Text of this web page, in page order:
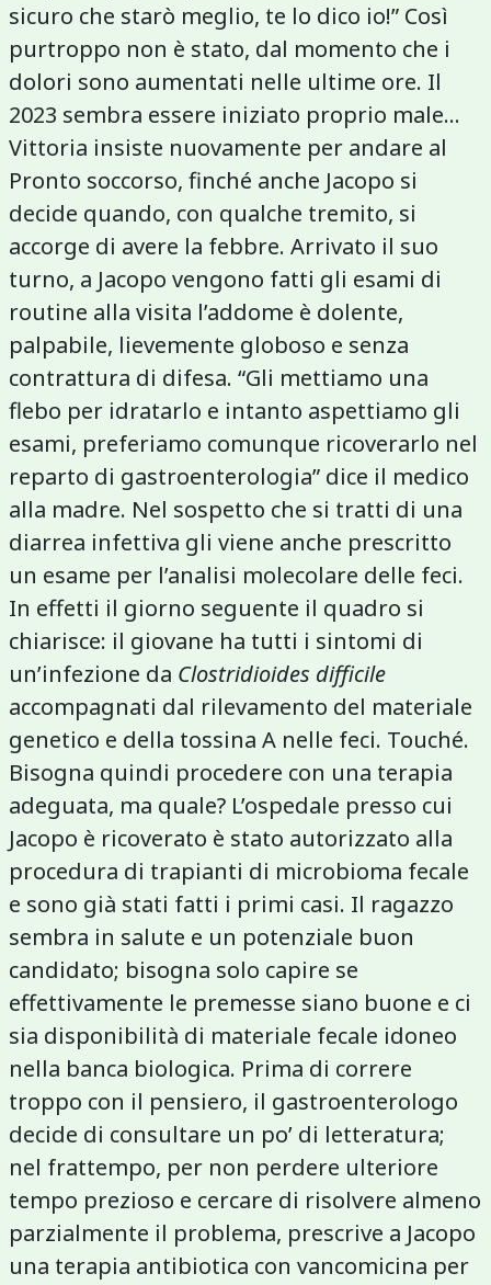
sicuro che starò meglio, te lo dico io!” Così
purtroppo non è stato, dal momento che i
dolori sono aumentati nelle ultime ore. Il
2023 sembra essere iniziato proprio male…
Vittoria insiste nuovamente per andare al
Pronto soccorso, finché anche Jacopo si
decide quando, con qualche tremito, si
accorge di avere la febbre. Arrivato il suo
turno, a Jacopo vengono fatti gli esami di
routine alla visita l’addome è dolente,
palpabile, lievemente globoso e senza
contrattura di difesa. “Gli mettiamo una
flebo per idratarlo e intanto aspettiamo gli
esami, preferiamo comunque ricoverarlo nel
reparto di gastroenterologia” dice il medico
alla madre. Nel sospetto che si tratti di una
diarrea infettiva gli viene anche prescritto
un esame per l’analisi molecolare delle feci.
In effetti il giorno seguente il quadro si
chiarisce: il giovane ha tutti i sintomi di
un’infezione da Clostridioides difficile
accompagnati dal rilevamento del materiale
genetico e della tossina A nelle feci. Touché.
Bisogna quindi procedere con una terapia
adeguata, ma quale? L’ospedale presso cui
Jacopo è ricoverato è stato autorizzato alla
procedura di trapianti di microbioma fecale
e sono già stati fatti i primi casi. Il ragazzo
sembra in salute e un potenziale buon
candidato; bisogna solo capire se
effettivamente le premesse siano buone e ci
sia disponibilità di materiale fecale idoneo
nella banca biologica. Prima di correre
troppo con il pensiero, il gastroenterologo
decide di consultare un po’ di letteratura;
nel frattempo, per non perdere ulteriore
tempo prezioso e cercare di risolvere almeno
parzialmente il problema, prescrive a Jacopo
una terapia antibiotica con vancomicina per